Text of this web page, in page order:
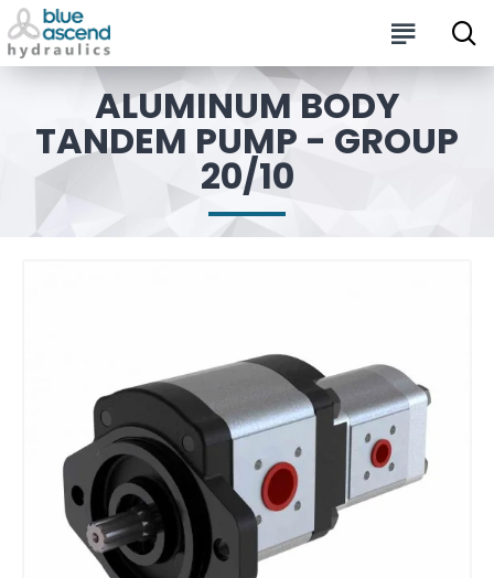
ALUMINUM BODY
TANDEM PUMP - GROUP
20/10